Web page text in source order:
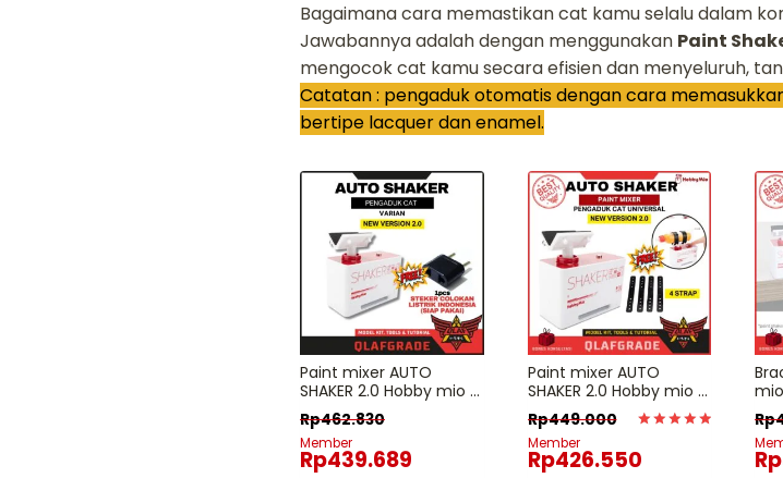
Bagaimana cara memastikan cat kamu selalu dalam
Jawabannya adalah dengan menggunakan Paint
mengocok cat kamu secara efisien dan menyeluruh,
Catatan : pengaduk otomatis dengan cara
bertipe lacquer dan enamel.
Paint mixer AUTO
SHAKER 2.0 Hobby mio –
FREE Adaptor EU
Rp462.830
Member
Rp439.689
Paint mixer AUTO
SHAKER 2.0 Hobby mio –
pengaduk mixing
campur cat otomatis
universal
5
dari 5
Rp449.000
Member
Rp426.550
Rp
Rp